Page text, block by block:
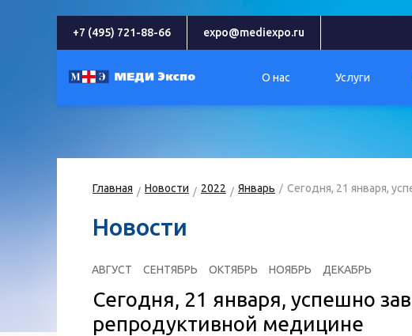
+7 (495) 721-88-66 expo@mediexpo.ru
О нас Услуги
Главная Новости 2022 Январь Сегодня, 21 января,
Новости
АВГУСТ СЕНТЯБРЬ ОКТЯБРЬ НОЯБРЬ ДЕКАБРЬ
Сегодня, 21 января, успешно
репродуктивной медицине